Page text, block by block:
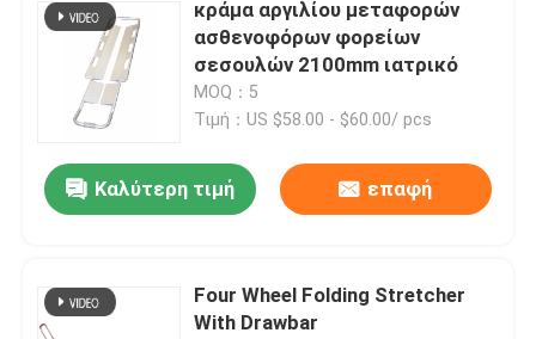
κράμα αργιλίου μεταφορών
ασθενοφόρων φορείων
σεσουλών 2100mm ιατρικό
MOQ：5
Τιμή：US $58.00 - $60.00/ pcs
Καλύτερη τιμή επαφή
Four Wheel Folding Stretcher
With Drawbar